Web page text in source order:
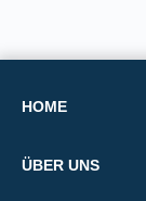
HOME
ÜBER UNS